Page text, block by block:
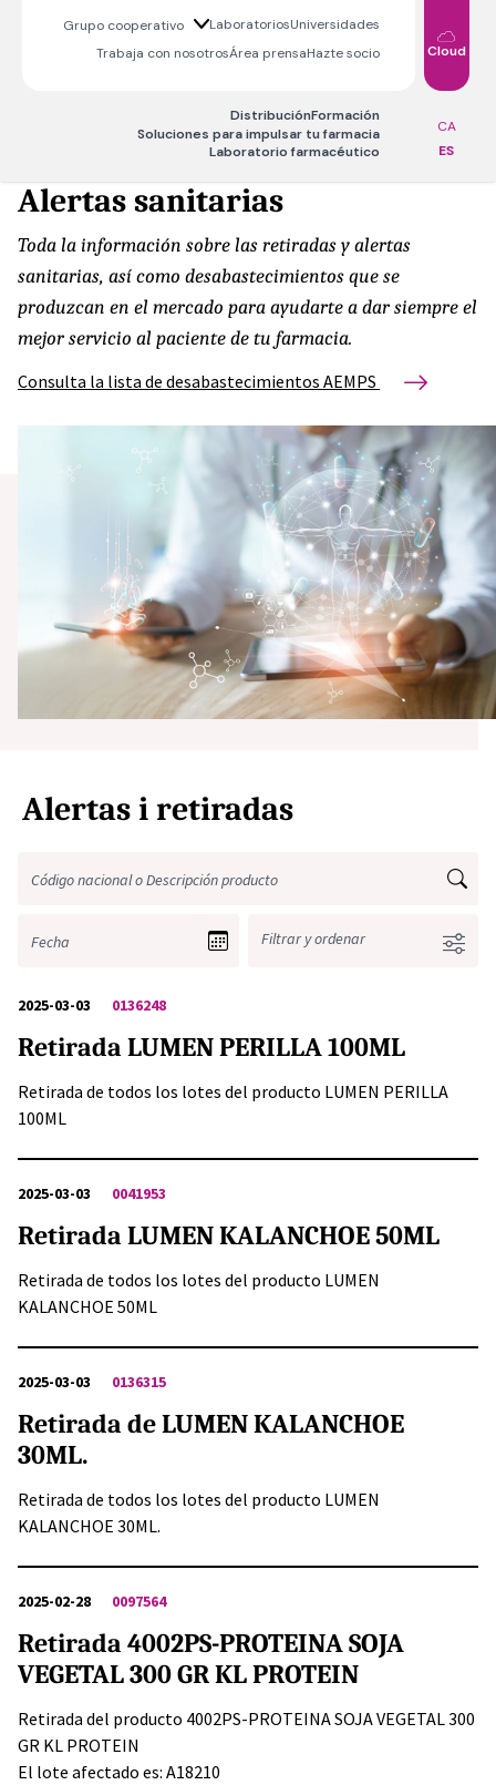
Grupo cooperativo LaboratoriosUniversidades
Trabaja con nosotrosÁrea prensaHazte socio
DistribuciónFormación
Soluciones para impulsar tu farmacia
Laboratorio farmacéutico
Cloud
CA
ES
Alertas sanitarias
Toda la información sobre las retiradas y alertas
sanitarias, así como desabastecimientos que se
produzcan en el mercado para ayudarte a dar siempre el
mejor servicio al paciente de tu farmacia.
Consulta la lista de desabastecimientos AEMPS
Alertas i retiradas
Filtrar y ordenar
2025-03-03 0136248
Retirada LUMEN PERILLA 100ML
Retirada de todos los lotes del producto LUMEN PERILLA
100ML
2025-03-03 0041953
Retirada LUMEN KALANCHOE 50ML
Retirada de todos los lotes del producto LUMEN
KALANCHOE 50ML
2025-03-03 0136315
Retirada de LUMEN KALANCHOE
30ML.
Retirada de todos los lotes del producto LUMEN
KALANCHOE 30ML.
2025-02-28 0097564
Retirada 4002PS-PROTEINA SOJA
VEGETAL 300 GR KL PROTEIN
Retirada del producto 4002PS-PROTEINA SOJA VEGETAL 300
GR KL PROTEIN
El lote afectado es: A18210